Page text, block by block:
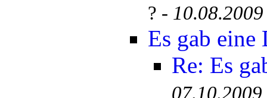
? -
Es gab eine
Re: Es